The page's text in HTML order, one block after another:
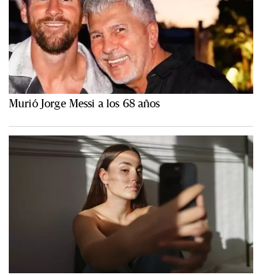
Murió Jorge Messi a los 68 años